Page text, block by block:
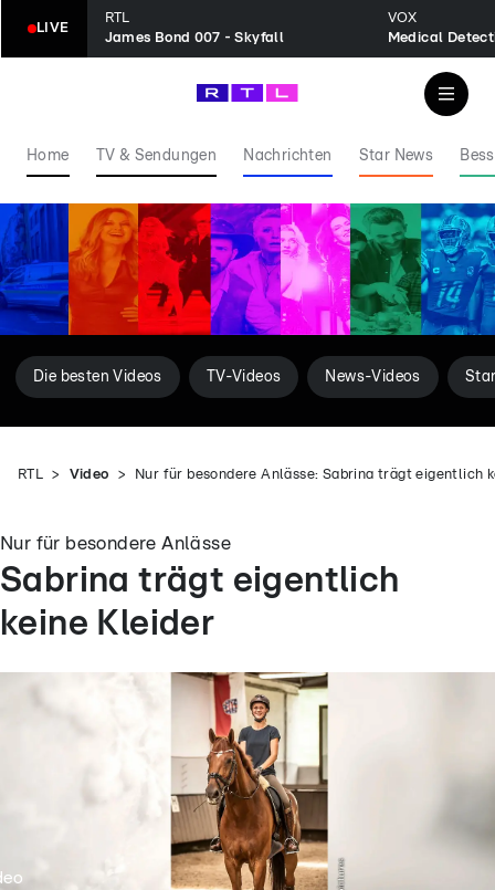
LIVE
RTL
James Bond 007 - Skyfall
VOX
Home TV & Sendungen Nachrichten Star News
Die besten Videos TV-Videos News-Videos
RTL Video Nur für besondere Anlässe: Sabrina trägt eigentlich
Nur für besondere Anlässe
Sabrina trägt eigentlich
keine Kleider